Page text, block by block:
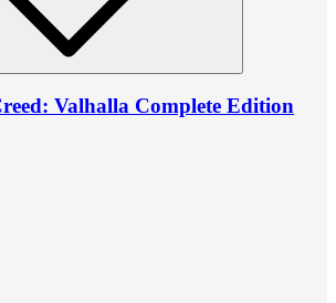
Valhalla Complete Edition